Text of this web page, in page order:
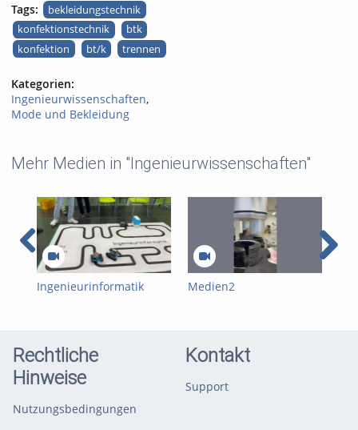
Tags:
bekleidungstechnik
konfektionstechnik
btk
konfektion
bt/k trennen
Kategorien:
Ingenieurwissenschaften,
Mode und Bekleidung
Mehr Medien in "Ingenieurwissenschaften"
Ingenieurinformatik
Medien2
Rechtliche
Hinweise
Nutzungsbedingungen
Kontakt
Support